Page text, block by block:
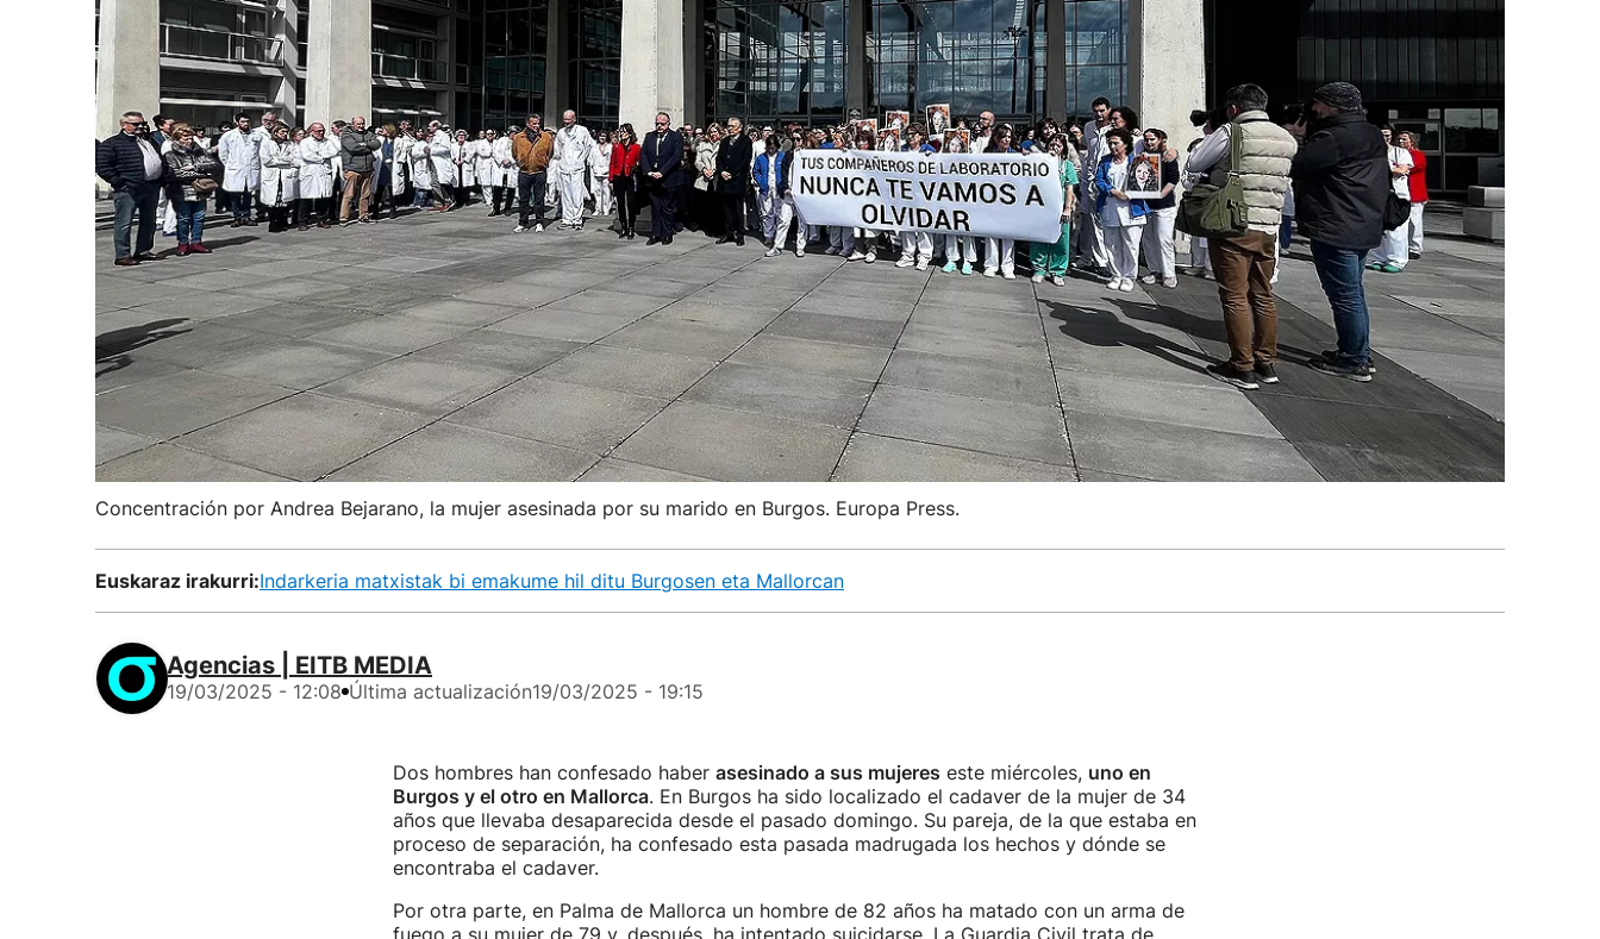
Concentración por Andrea Bejarano, la mujer asesinada por su marido en Burgos. Europa Press.
Euskaraz irakurri:Indarkeria matxistak bi emakume hil ditu Burgosen eta Mallorcan
Agencias | EITB MEDIA
19/03/2025 - 12:08 Última actualización19/03/2025 - 19:15
Dos hombres han confesado haber asesinado a sus mujeres este miércoles, uno en
Burgos y el otro en Mallorca. En Burgos ha sido localizado el cadaver de la mujer de 34
años que llevaba desaparecida desde el pasado domingo. Su pareja, de la que estaba en
proceso de separación, ha confesado esta pasada madrugada los hechos y dónde se
encontraba el cadaver.
Por otra parte, en Palma de Mallorca un hombre de 82 años ha matado con un arma de
fuego a su mujer de 79 y, después, ha intentado suicidarse. La Guardia Civil trata de